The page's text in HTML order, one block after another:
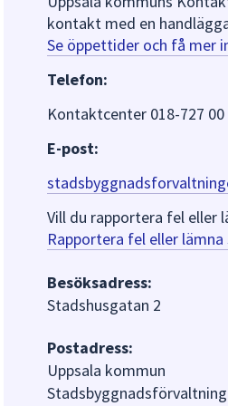
kontakt med en
Se öppettider och få mer
Telefon:
Kontaktcenter 018-727 00
E-post:
Vill du rapportera fel eller
Rapportera fel eller
Besöksadress:
Stadshusgatan 2
Postadress:
Uppsala kommun